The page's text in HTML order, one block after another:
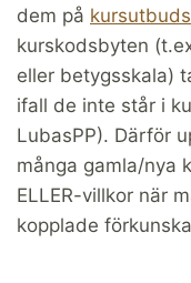
dem på
kurskodsbyten
eller betygsskala)
ifall de inte står i
LubasPP). Därför
många gamla/nya
ELLER-villkor när
kopplade